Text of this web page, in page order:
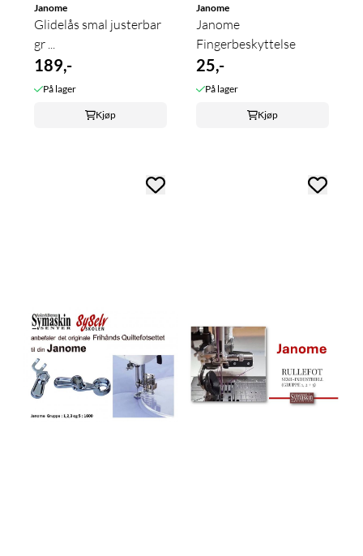
Janome
Glidelås smal justerbar
gr ...
189,-
På lager
Kjøp
Janome
Janome
Fingerbeskyttelse
25,-
På lager
Kjøp